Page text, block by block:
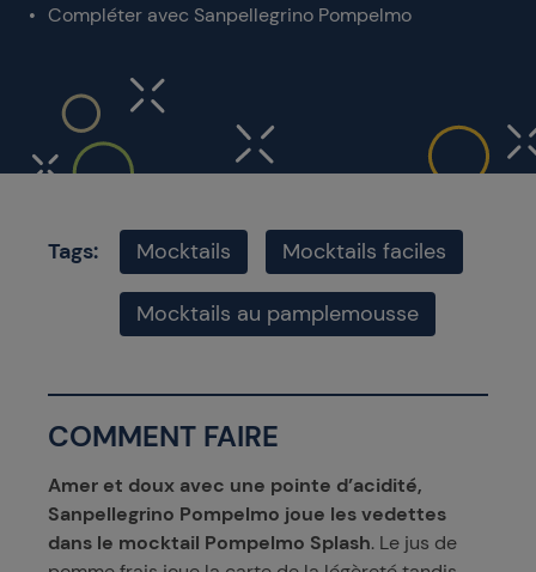
Compléter avec Sanpellegrino Pompelmo
Tags: Mocktails Mocktails faciles
Mocktails au pamplemousse
COMMENT FAIRE
Amer et doux avec une pointe d’acidité,
Sanpellegrino Pompelmo joue les vedettes
dans le mocktail Pompelmo Splash. Le jus de